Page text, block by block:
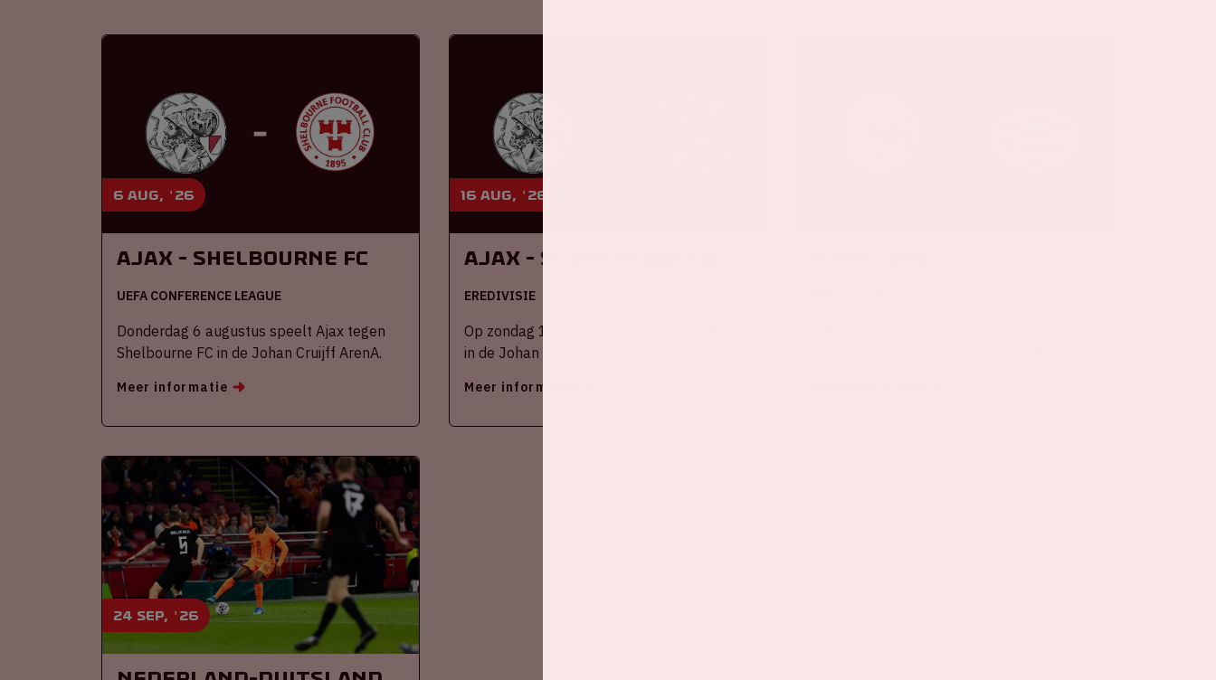
6 aug, '26
Ajax - Shelbourne FC
UEFA CONFERENCE LEAGUE
Donderdag 6 augustus speelt Ajax tegen
Shelbourne FC in de Johan Cruijff ArenA.
Meer informatie
16 aug, '26
Ajax - SC Heerenveen
EREDIVISIE
Op zondag 16 augustus 2026 speelt Ajax
in de Johan Cruijff ArenA tegen SC
Meer informatie
24 sep, '26